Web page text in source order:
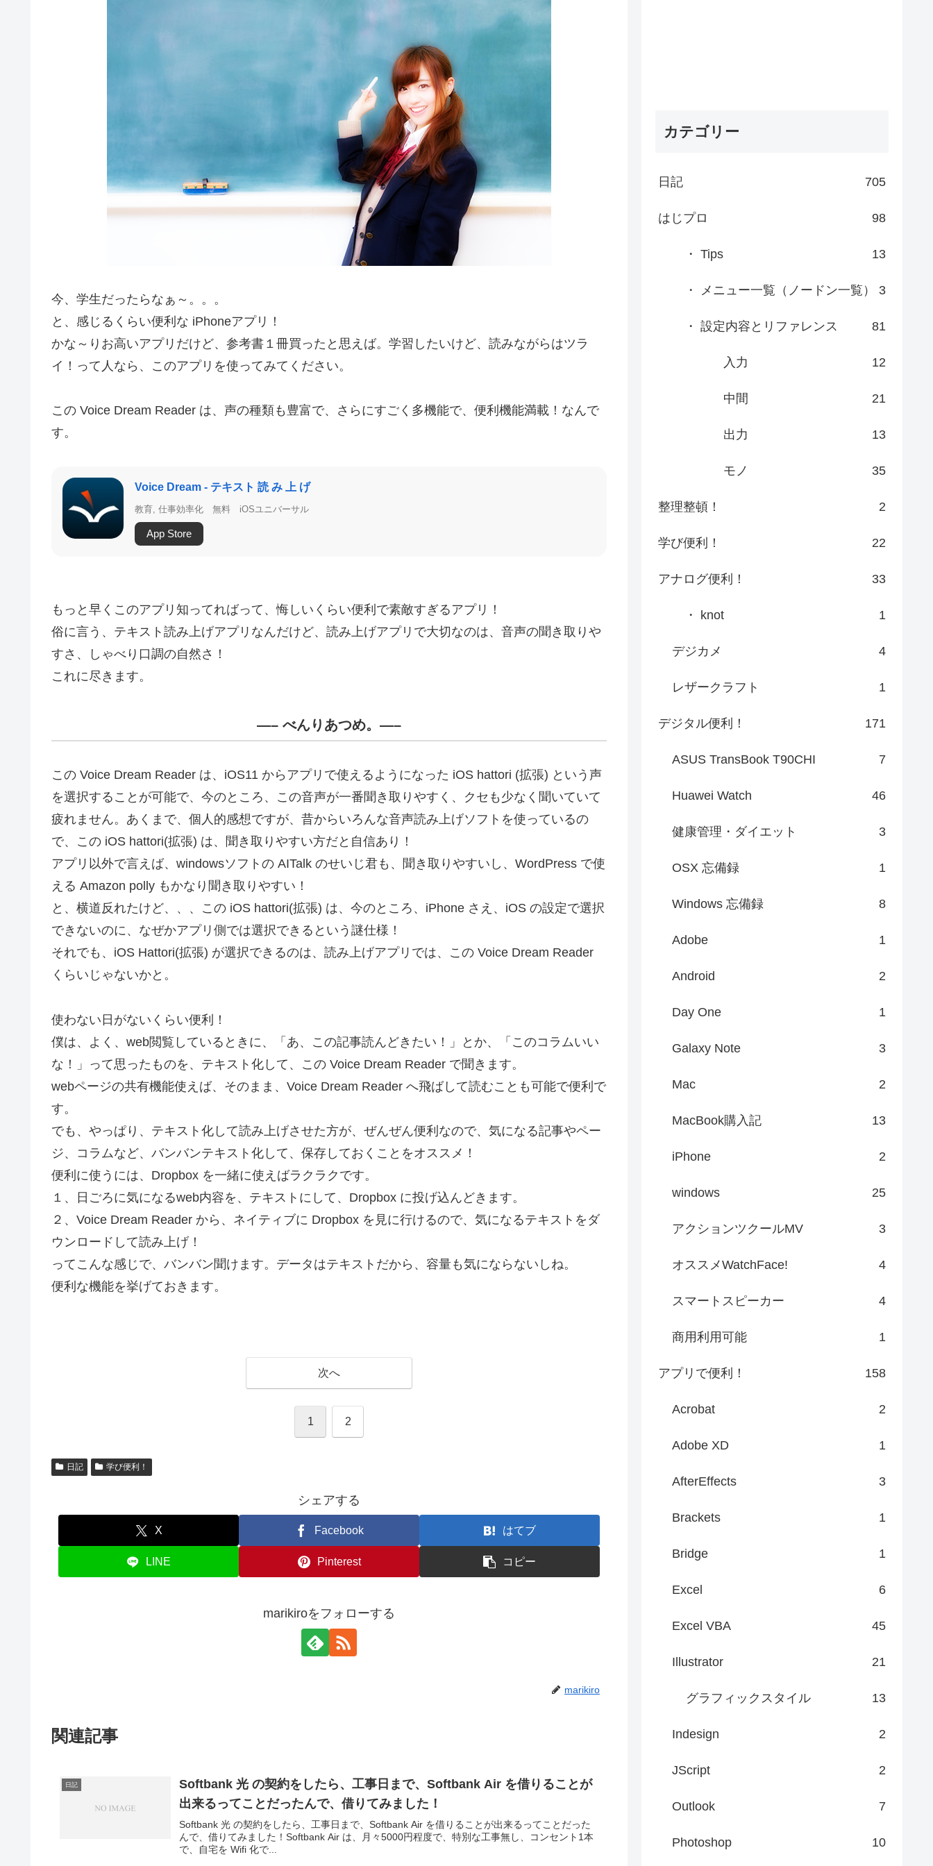
今、学生だったらなぁ～。。。
と、感じるくらい便利な iPhoneアプリ！
かな～りお高いアプリだけど、参考書１冊買ったと思えば。学習したいけど、読みながらはツラ
イ！って人なら、このアプリを使ってみてください。
この Voice Dream Reader は、声の種類も豊富で、さらにすごく多機能で、便利機能満載！なんで
す。
Voice Dream - テキスト 読 み 上 げ
教育, 仕事効率化 無料 iOSユニバーサル
App Store
もっと早くこのアプリ知ってればって、悔しいくらい便利で素敵すぎるアプリ！
俗に言う、テキスト読み上げアプリなんだけど、読み上げアプリで大切なのは、音声の聞き取りや
すさ、しゃべり口調の自然さ！
これに尽きます。
—– べんりあつめ。—–
この Voice Dream Reader は、iOS11 からアプリで使えるようになった iOS hattori (拡張) という声
を選択することが可能で、今のところ、この音声が一番聞き取りやすく、クセも少なく聞いていて
疲れません。あくまで、個人的感想ですが、昔からいろんな音声読み上げソフトを使っているの
で、この iOS hattori(拡張) は、聞き取りやすい方だと自信あり！
アプリ以外で言えば、windowsソフトの AITalk のせいじ君も、聞き取りやすいし、WordPress で使
える Amazon polly もかなり聞き取りやすい！
と、横道反れたけど、、、この iOS hattori(拡張) は、今のところ、iPhone さえ、iOS の設定で選択
できないのに、なぜかアプリ側では選択できるという謎仕様！
それでも、iOS Hattori(拡張) が選択できるのは、読み上げアプリでは、この Voice Dream Reader
くらいじゃないかと。
使わない日がないくらい便利！
僕は、よく、web閲覧しているときに、「あ、この記事読んどきたい！」とか、「このコラムいい
な！」って思ったものを、テキスト化して、この Voice Dream Reader で聞きます。
webページの共有機能使えば、そのまま、Voice Dream Reader へ飛ばして読むことも可能で便利で
す。
でも、やっぱり、テキスト化して読み上げさせた方が、ぜんぜん便利なので、気になる記事やペー
ジ、コラムなど、バンバンテキスト化して、保存しておくことをオススメ！
便利に使うには、Dropbox を一緒に使えばラクラクです。
１、日ごろに気になるweb内容を、テキストにして、Dropbox に投げ込んどきます。
２、Voice Dream Reader から、ネイティブに Dropbox を見に行けるので、気になるテキストをダ
ウンロードして読み上げ！
ってこんな感じで、バンバン聞けます。データはテキストだから、容量も気にならないしね。
便利な機能を挙げておきます。
次へ
1 2
日記 学び便利！
シェアする
X Facebook はてブ
LINE Pinterest コピー
marikiroをフォローする
marikiro
関連記事
日記
Softbank 光 の契約をしたら、工事日まで、Softbank Air を借りることが
出来るってことだったんで、借りてみました！
Softbank 光 の契約をしたら、工事日まで、Softbank Air を借りることが出来るってことだった
んで、借りてみました！Softbank Air は、月々5000円程度で、特別な工事無し、コンセント1本
で、自宅を Wifi 化で...
カテゴリー
日記 705
はじプロ 98
・ Tips 13
・ メニュー一覧（ノードン一覧） 3
・ 設定内容とリファレンス 81
入力 12
中間 21
出力 13
モノ 35
整理整頓！ 2
学び便利！ 22
アナログ便利！ 33
・ knot 1
デジカメ 4
レザークラフト 1
デジタル便利！ 171
ASUS TransBook T90CHI 7
Huawei Watch 46
健康管理・ダイエット 3
OSX 忘備録 1
Windows 忘備録 8
Adobe 1
Android 2
Day One 1
Galaxy Note 3
Mac 2
MacBook購入記 13
iPhone 2
windows 25
アクションツクールMV 3
オススメWatchFace! 4
スマートスピーカー 4
商用利用可能 1
アプリで便利！ 158
Acrobat 2
Adobe XD 1
AfterEffects 3
Brackets 1
Bridge 1
Excel 6
Excel VBA 45
Illustrator 21
グラフィックスタイル 13
Indesign 2
JScript 2
Outlook 7
Photoshop 10